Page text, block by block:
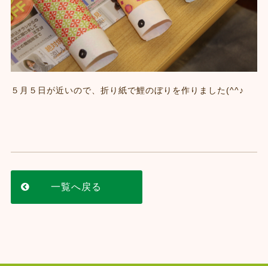
５月５日が近いので、折り紙で鯉のぼりを作りました(^^♪
一覧へ戻る